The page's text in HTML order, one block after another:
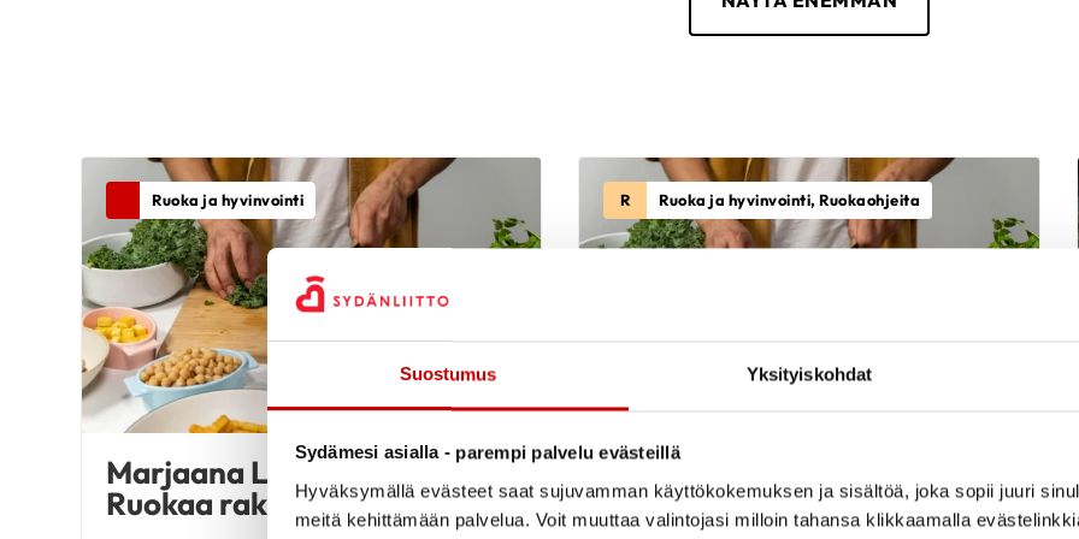
Suostumus Yksityiskohdat
Sydämesi asialla - parempi palvelu evästeillä
Hyväksymällä evästeet saat sujuvamman käyttökokemuksen ja sisältöä, joka sopii juuri
meitä kehittämään palvelua. Voit muuttaa valintojasi milloin tahansa klikkaamalla
11.1.2024
D-vitamiini – elintärkeä, mutta ei
ihmelääke
LUE ARTIKKELI
3.11.2021
LUE ARTIKKELI
Ruoka ja hyvinvointi
Marjaana Lahti-Koski:
Ruokaa rakkaudella
R Ruoka ja hyvinvointi, Ruokaohjeita
Kasviproteiineista maukasta
ruokaa